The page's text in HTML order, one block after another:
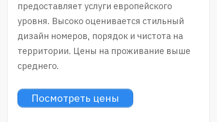
предоставляет услуги европейского
уровня. Высоко оценивается стильный
дизайн номеров, порядок и чистота на
территории. Цены на проживание выше
среднего.
Посмотреть цены